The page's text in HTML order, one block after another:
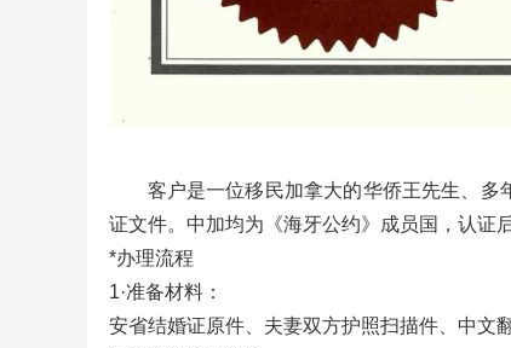
客户是一位移民加拿大的华侨王先生、多
证文件。中加均为《海牙公约》成员国，认证
*办理流程
1·准备材料：
安省结婚证原件、夫妻双方护照扫描件、中文